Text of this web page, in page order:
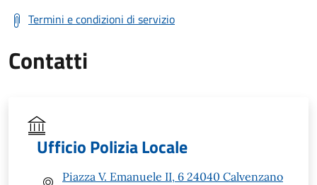
Termini e condizioni di servizio
Contatti
Ufficio Polizia Locale
Piazza V. Emanuele II, 6 24040 Calvenzano